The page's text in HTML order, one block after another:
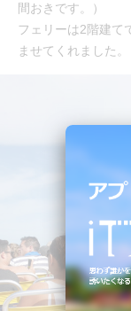
間おきです。）
フェリーは2階建て
ませてくれました。